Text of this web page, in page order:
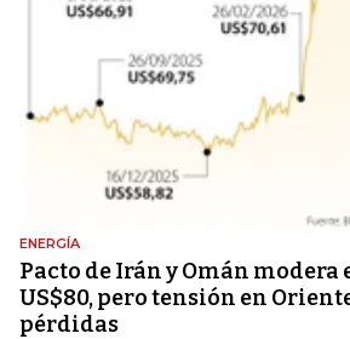
ENERGÍA
Pacto de Irán y Omán modera
US$80, pero tensión en
pérdidas